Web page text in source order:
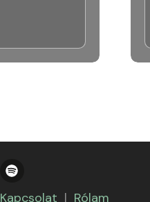
Kapcsolat | Rólam